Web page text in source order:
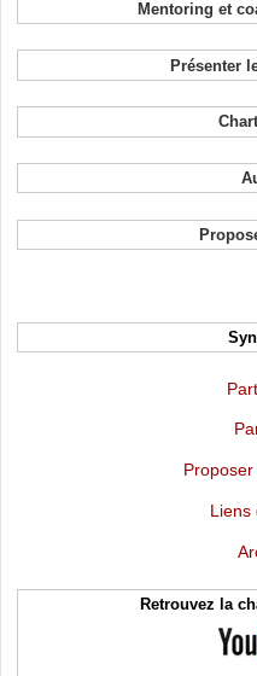
Mentoring et
Présenter
Liens
Retrouvez la